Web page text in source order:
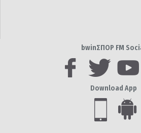
bwinΣΠΟΡ FM
Download App